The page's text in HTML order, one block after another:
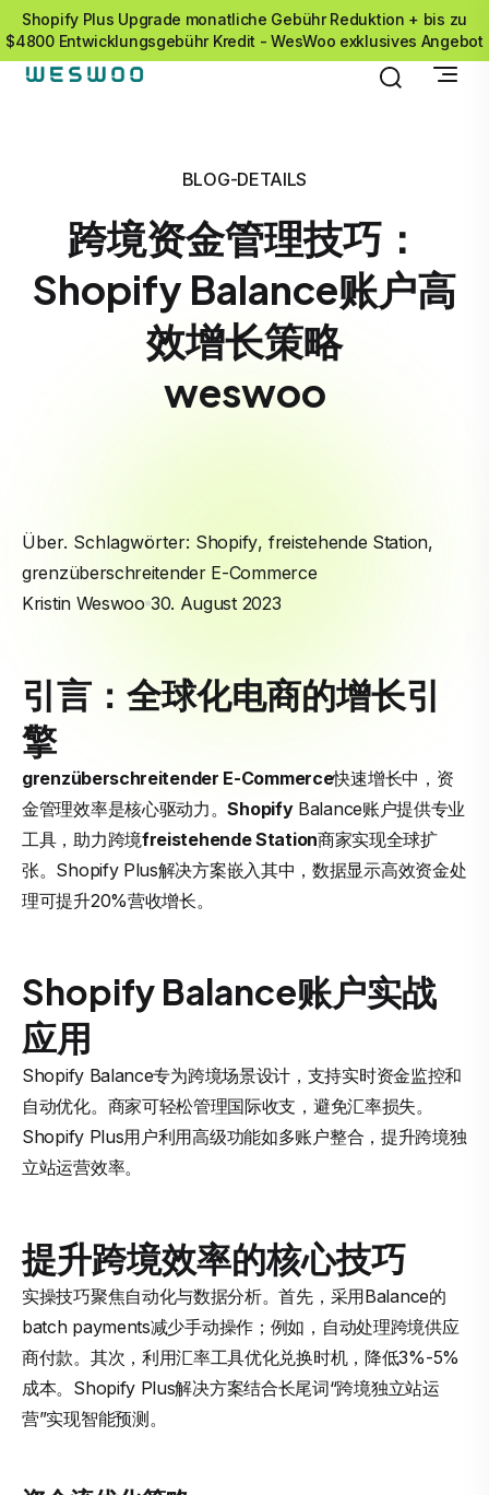
Shopify Plus Upgrade monatliche Gebühr Reduktion + bis zu
$4800 Entwicklungsgebühr Kredit - WesWoo exklusives Angebot
BLOG-DETAILS
跨境资金管理技巧：
Shopify Balance账户高
效增长策略
weswoo
Über. Schlagwörter: Shopify, freistehende Station,
grenzüberschreitender E-Commerce
Kristin Weswoo 30. August 2023
引言：全球化电商的增长引
擎
grenzüberschreitender E-Commerce快速增长中，资
金管理效率是核心驱动力。ShopifyBalance账户提供专业
工具，助力跨境freistehende Station商家实现全球扩
张。Shopify Plus解决方案嵌入其中，数据显示高效资金处
理可提升20%营收增长。
Shopify Balance账户实战
应用
Shopify Balance专为跨境场景设计，支持实时资金监控和
自动优化。商家可轻松管理国际收支，避免汇率损失。
Shopify Plus用户利用高级功能如多账户整合，提升跨境独
立站运营效率。
提升跨境效率的核心技巧
实操技巧聚焦自动化与数据分析。首先，采用Balance的
batch payments减少手动操作；例如，自动处理跨境供应
商付款。其次，利用汇率工具优化兑换时机，降低3%-5%
成本。Shopify Plus解决方案结合长尾词“跨境独立站运
营”实现智能预测。